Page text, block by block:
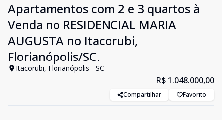
Apartamentos com 2 e 3 quartos à
Venda no RESIDENCIAL MARIA
AUGUSTA no Itacorubi,
Florianópolis/SC.
Itacorubi, Florianópolis - SC
R$ 1.048.000,00
Compartilhar Favorito